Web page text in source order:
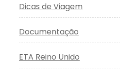
Dicas de Viagem
Documentação
ETA Reino Unido